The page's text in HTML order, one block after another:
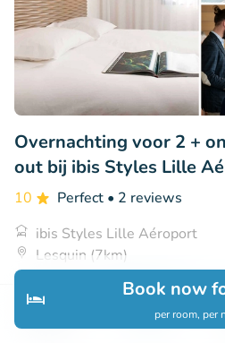
Search
Book now
per room, per
Overnachting voor 2 +
out bij ibis Styles Lille
10 Perfect • 2 reviews
ibis Styles Lille Aéroport
Lesquin (7km)
Sold: 78